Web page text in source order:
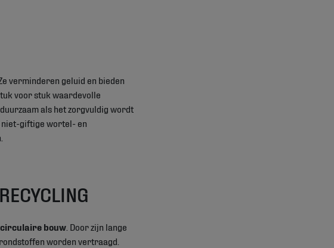
verminderen geluid en bieden
voor stuk waardevolle
als het zorgvuldig wordt
niet-giftige wortel- en
circulaire bouw . Door zijn lange
worden vertraagd.